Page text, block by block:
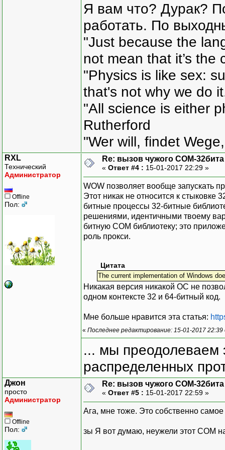
Я вам что? Дурак?
работать. По
"Just because the
not mean that it’s the
"Physics is like sex:
that's not why we do
"All science is either
Rutherford
"Wer will, findet
RXL
Технический
Администратор
Offline
Пол:
Re: вызов чужого COM-
« Ответ #4 : 15-01-2017 22:29 »
WOW позволяет вообще запускать
Этот никак не относится к
битные процессы 32-битные
решениями, идентичными твоему
битную COM библиотеку; это
роль прокси.
Цитата
The current implementation of Windows
Никакая версия никакой ОС не
одном контексте 32 и 64-битный код.
Мне больше нравится эта статья:
« Последнее редактирование: 15-01-2017
... мы преодолеваем
распределенных
Джон
просто
Администратор
Offline
Пол:
Re: вызов чужого COM-
« Ответ #5 : 15-01-2017 22:59 »
Ага, мне тоже. Это собственно
зы Я вот думаю, неужели этот СОМ